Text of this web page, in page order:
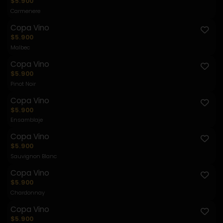
Carmenere
Copa Vino
$5.900
Malbec
Copa Vino
$5.900
Pinot Noir
Copa Vino
$5.900
Ensamblaje
Copa Vino
$5.900
Sauvignon Blanc
Copa Vino
$5.900
Chardonnay
Copa Vino
$5.900